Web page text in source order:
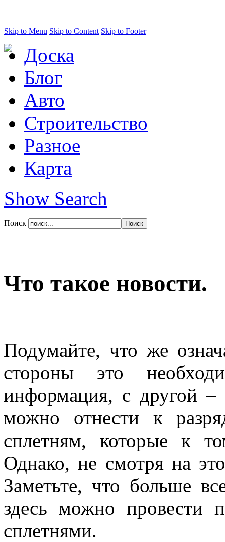
Skip to Menu Skip to Content Skip to Footer
Доска
Блог
Авто
Строительство
Разное
Карта
Show Search
Поиск
Что такое новости.
Подумайте, что же
стороны это
информация, с другой
можно отнести к
сплетням, которые к
Однако, не смотря на
Заметьте, что больше
здесь можно провести
сплетнями.